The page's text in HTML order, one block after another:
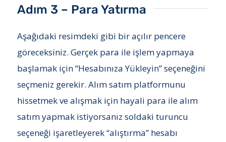
Adım 3 – Para Yatırma
Aşağıdaki resimdeki gibi bir açılır pencere
göreceksiniz. Gerçek para ile işlem yapmaya
başlamak için “Hesabınıza Yükleyin” seçeneğini
seçmeniz gerekir. Alım satım platformunu
hissetmek ve alışmak için hayali para ile alım
satım yapmak istiyorsanız soldaki turuncu
seçeneği işaretleyerek “alıştırma” hesabı